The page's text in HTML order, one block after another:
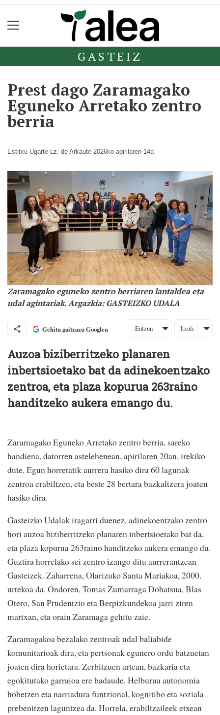
GASTEIZ
Prest dago Zaramagako
Eguneko Arretako zentro
berria
Estitxu Ugarte Lz. de Arkaute 2026ko apirilaren 14a
Zaramagako eguneko zentro berriaren lantaldea eta
udal agintariak. Argazkia: GASTEIZKO UDALA
Gehitu gaitzazu Googlen Entzun Itzuli
Auzoa biziberritzeko planaren
inbertsioetako bat da adinekoentzako
zentroa, eta plaza kopurua 263raino
handitzeko aukera emango du.
Zaramagako Eguneko Arretako zentro berria, sareko
handiena, datorren astelehenean, apirilaren 20an, irekiko
dute. Egun horretatik aurrera hasiko dira 60 lagunak
zentroa erabiltzen, eta beste 28 bertara bazkaltzera joaten
hasiko dira.
Gasteizko Udalak iragarri duenez, adinekoentzako zentro
hori auzoa biziberritzeko planaren inbertsioetako bat da,
eta plaza kopurua 263raino handitzeko aukera emango du.
Guztira horrelako sei zentro izango ditu aurrerantzean
Gasteizek. Zaharrena, Olarizuko Santa Mariakoa, 2000.
urtekoa da. Ondoren, Tomas Zumarraga Dohatsua, Blas
Otero, San Prudentzio eta Berpizkundekoa jarri ziren
martxan, eta orain Zaramaga gehitu zaie.
Zaramagakoa bezalako zentroak udal baliabide
komunitarioak dira, eta pertsonak egunero ordu batzuetan
joaten dira horietara. Zerbitzuen artean, bazkaria eta
egokitutako garraioa ere badaude. Helburua autonomia
hobetzen eta narriadura funtzional, kognitibo eta soziala
prebenitzen laguntzea da. Horrela, erabiltzaileek etxean